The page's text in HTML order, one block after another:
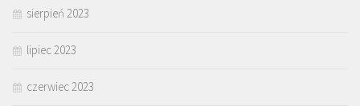
sierpień 2023
lipiec 2023
czerwiec 2023